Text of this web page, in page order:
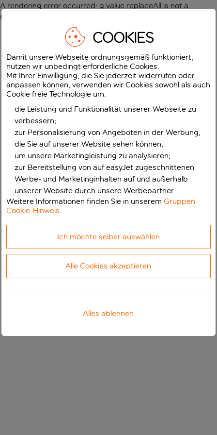
A rendering error occurred: g.value.replaceAll is not a
function
COOKIES
Damit unsere Webseite ordnungsgemäß funktioniert,
nutzen wir unbedingt erforderliche Cookies.
Mit Ihrer Einwilligung, die Sie jederzeit widerrufen oder
anpassen können, verwenden wir Cookies sowohl als auch
Cookie freie Technologie um:
die Leistung und Funktionalität unserer Webseite zu
verbessern;
zur Personalisierung von Angeboten in der Werbung,
die Sie auf unserer Website sehen können;
um unsere Marketingleistung zu analysieren;
zur Bereitstellung von auf easyJet zugeschnittenen
Werbe- und Marketinginhalten auf und außerhalb
unserer Website durch unsere Werbepartner.
Weitere Informationen finden Sie in unseremGruppen
Cookie-Hinweis.
Ich möchte selber auswählen
Alle Cookies akzeptieren
Alles ablehnen